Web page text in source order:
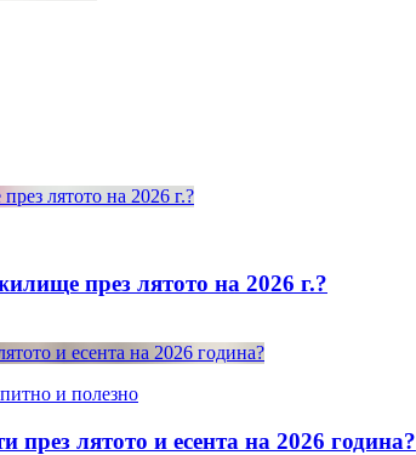
през лятото на 2026 г.?
и полезно
лятото и есента на 2026 година?